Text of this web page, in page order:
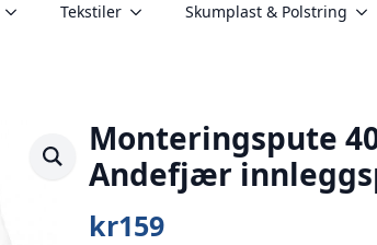
Tekstiler Skumplast & Polstring
Monteringspute
Andefjær
kr159